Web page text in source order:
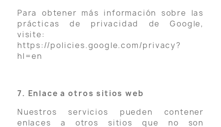
Para obtener más información sobre las
prácticas de privacidad de Google,
visite:
https://policies.google.com/privacy?
hl=en
7. Enlace a otros sitios web
Nuestros servicios pueden contener
enlaces a otros sitios que no son